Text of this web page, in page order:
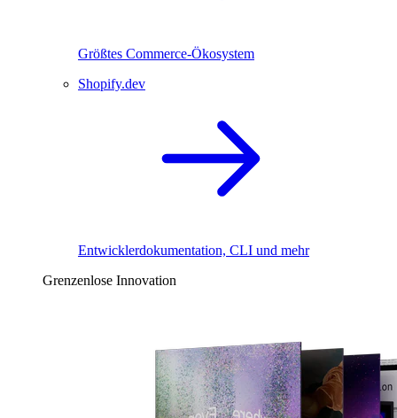
Größtes Commerce-Ökosystem
Shopify.dev
Entwicklerdokumentation, CLI und mehr
Grenzenlose Innovation